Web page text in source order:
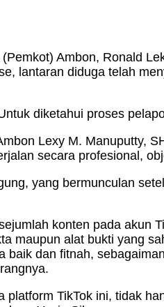
Ambon, Ronald
lantaran diduga telah
diketahui proses
Lexy M. Manuputty,
secara profesional,
yang bermunculan
konten pada akun
maupun alat bukti yang
dan fitnah,
TikTok ini, tidak